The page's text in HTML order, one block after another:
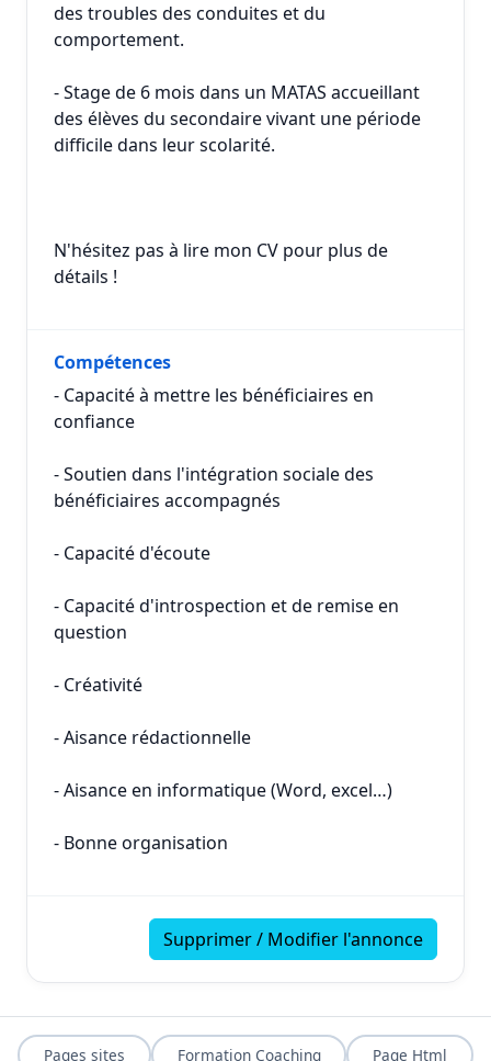
des troubles des conduites et du
comportement.
- Stage de 6 mois dans un MATAS accueillant
des élèves du secondaire vivant une période
difficile dans leur scolarité.
N'hésitez pas à lire mon CV pour plus de
détails !
Compétences
- Capacité à mettre les bénéficiaires en
confiance
- Soutien dans l'intégration sociale des
bénéficiaires accompagnés
- Capacité d'écoute
- Capacité d'introspection et de remise en
question
- Créativité
- Aisance rédactionnelle
- Aisance en informatique (Word, excel…)
- Bonne organisation
Supprimer / Modifier l'annonce
Pages sites Formation Coaching Page Html